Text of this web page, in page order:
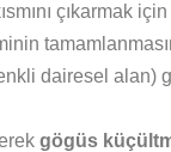
çıkarmak
dairesel alan)
gögüs